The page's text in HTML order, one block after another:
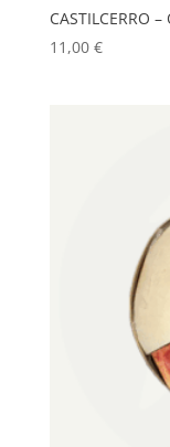
CASTILCERRO
11,00 €